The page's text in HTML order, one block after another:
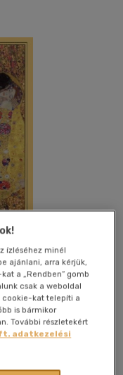
Megosztom
|puhatáblás,
ízléséhez minél
ajánlani, arra kérjük,
a „Rendben” gomb
csak a weboldal
cookie-kat telepíti a
is bármikor
További részletekért
adatkezelési